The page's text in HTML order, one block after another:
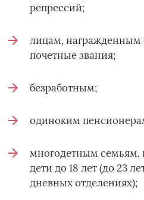
репрессий;
лицам,
почетные звания;
безработным;
одиноким
многодетным семьям,
дети до 18 лет (до 23
дневных отделениях);